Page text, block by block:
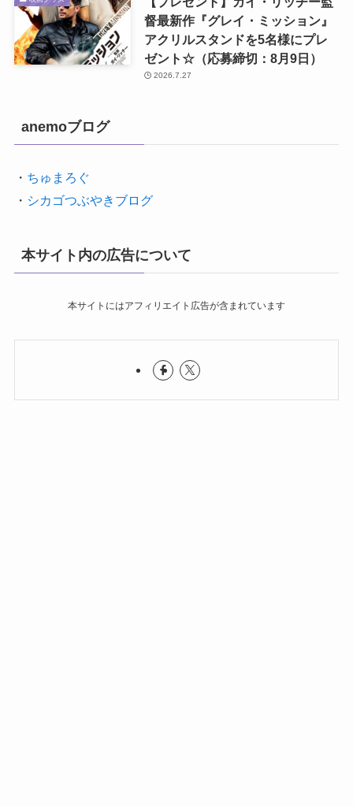
督最新作『グレイ・ミッション』
アクリルスタンドを5名様にプレ
ゼント☆（応募締切：8月9日）
2026.7.27
anemoブログ
・ ちゅまろぐ
・ シカゴつぶやきブログ
本サイト内の広告について
本サイトにはアフィリエイト広告が含まれています